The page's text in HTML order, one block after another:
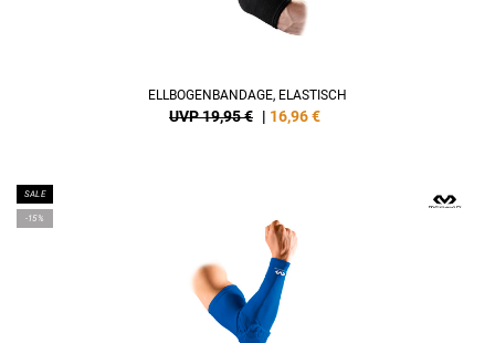
ELLBOGENBANDAGE, ELASTISCH
UVP 19,95 € | 16,96€
SALE
-15%